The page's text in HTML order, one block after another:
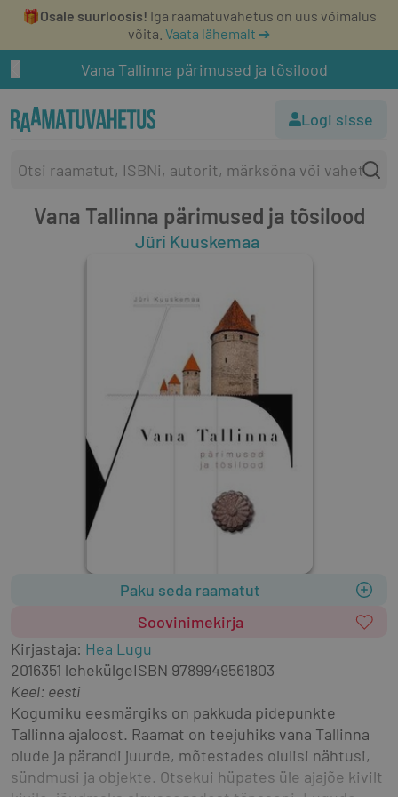
🎁Osale suurloosis! Iga raamatuvahetus on uus võimalus
võita. Vaata lähemalt ➔
Vana Tallinna pärimused ja tõsilood
Logi sisse
Vana Tallinna pärimused ja tõsilood
Jüri Kuuskemaa
Paku seda raamatut
Soovinimekirja
Kirjastaja: Hea Lugu
2016351 lehekülgeISBN 9789949561803
Keel: eesti
Kogumiku eesmärgiks on pakkuda pidepunkte
Tallinna ajaloost. Raamat on teejuhiks vana Tallinna
olude ja pärandi juurde, mõtestades olulisi nähtusi,
sündmusi ja objekte. Otsekui hüpates üle ajajõe kivilt